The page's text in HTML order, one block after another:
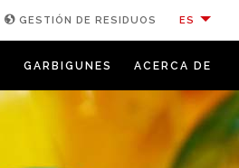
GESTIÓN DE RESIDUOS ES
GARBIGUNES ACERCA DE